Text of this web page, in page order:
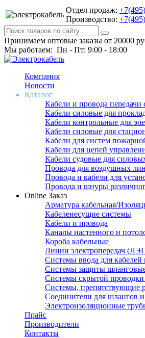
Отдел продаж:
Производство:
Принимаем оптовые заказы от 20000
Мы работаем: Пн - Пт: 9:00 - 18:00
Компания
Новости
Каталог
Кабели и провода передачи
Кабели силовые для
Кабели контрольные для
Кабели силовые для
Кабели для систем
Кабели для цепей
Кабели судовые для
Провода для воздушных
Провода и кабели для
Провода и шнуры
Online Заказ
Арматура кабельная/
Кабеленесущие системы
Кабели и провода
Каналы настенного и
Короба кабельные
Линии электропередач
Системы ввода для кабелей
Системы защиты
Системы скрытой
Системы, препятствующие
Соединители для шлангов и
Электроизоляционные
Прайс
Производители
Контакты